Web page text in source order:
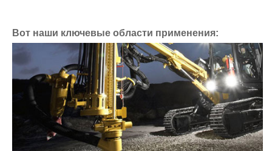
Вот наши ключевые области применения: